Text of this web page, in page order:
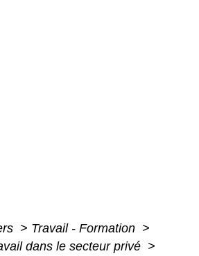
> Travail - Formation >
dans le secteur privé >